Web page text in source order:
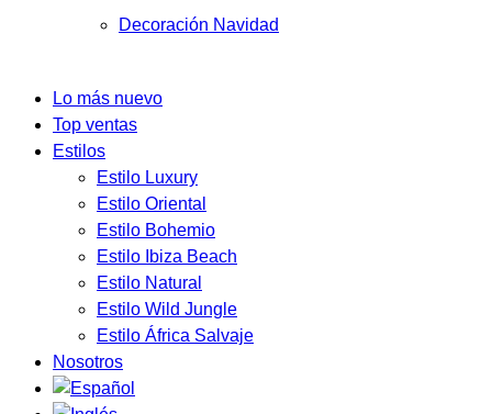
Decoración Navidad
Lo más nuevo
Top ventas
Estilos
Estilo Luxury
Estilo Oriental
Estilo Bohemio
Estilo Ibiza Beach
Estilo Natural
Estilo Wild Jungle
Estilo África Salvaje
Nosotros